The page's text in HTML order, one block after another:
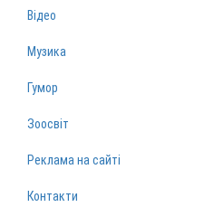
Відео
Музика
Гумор
Зоосвіт
Реклама на сайті
Контакти